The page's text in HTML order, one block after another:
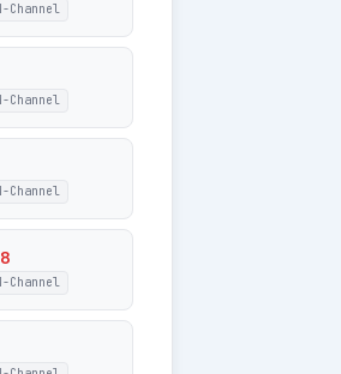
Channel
Channel
Channel
Channel